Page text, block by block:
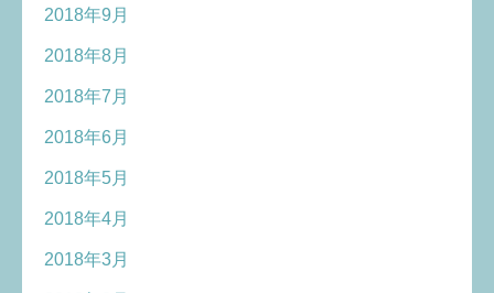
2018年9月
2018年8月
2018年7月
2018年6月
2018年5月
2018年4月
2018年3月